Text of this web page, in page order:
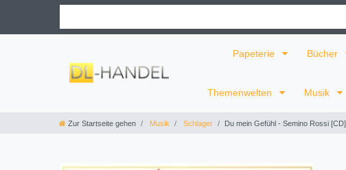
Papeterie Bücher
Themenwelten Musik
Zur Startseite gehen Musik Schlager Du mein Gefühl - Semino Rossi [CD]